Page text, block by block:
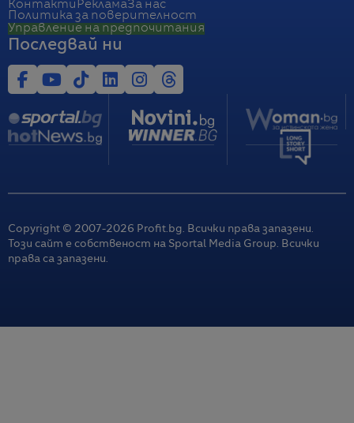
Контакти РекламаЗа нас
Политика за поверителност
Управление на предпочитания
Последвай ни
Copyright © 2007-2026 Profit.bg. Всички права запазени.
Този сайт е собственост на Sportal Media Group. Всички
права са запазени.